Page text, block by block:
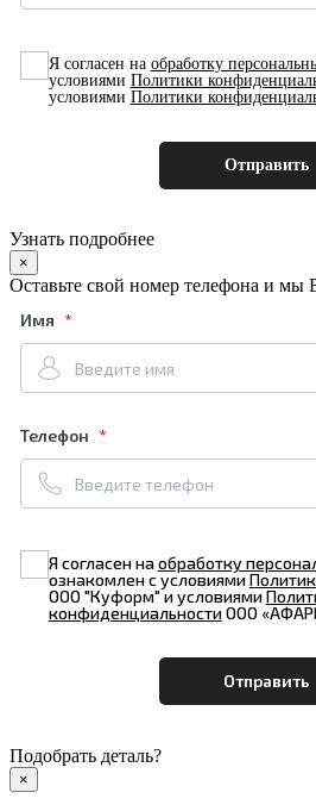
Я согласен на обработку
условиями Политики
условиями Политики
Узнать подробнее
×
Оставьте свой номер телефона и мы
Имя
Телефон
Я согласен наобработку
ознакомлен с условиями
ООО "Куформ" и условиями
конфиденциальностиООО
Подобрать деталь?
×